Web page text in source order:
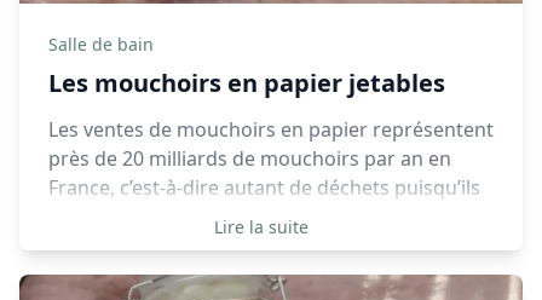
Salle de bain
Les mouchoirs en papier jetables
Les ventes de mouchoirs en papier représentent
près de 20 milliards de mouchoirs par an en
France, c’est-à-dire autant de déchets puisqu’ils
ne sont pas recyclables, c’est donc une
importante source de pollution.
Lire la suite